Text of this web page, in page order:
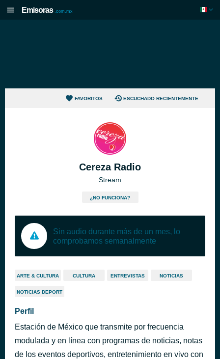
Emisoras .com.mx
FAVORITOS ESCUCHADO RECIENTEMENTE
Cereza Radio
Stream
¿NO FUNCIONA?
Sin audio durante más de un mes, lo
comprobamos semanalmente
ARTE & CULTURA CULTURA ENTREVISTAS NOTICIAS
NOTICIAS DEPORT
Perfil
Estación de México que transmite por frecuencia
modulada y en línea con programas de noticias, notas
de los eventos deportivos, entretenimiento en vivo con